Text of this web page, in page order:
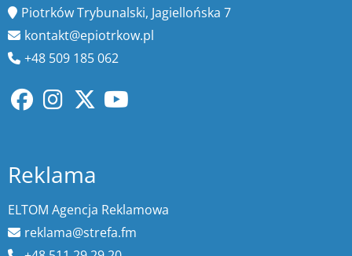
Piotrków Trybunalski, Jagiellońska 7
kontakt@epiotrkow.pl
+48 509 185 062
Reklama
ELTOM Agencja Reklamowa
reklama@strefa.fm